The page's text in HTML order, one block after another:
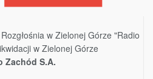
w Zielonej Górze "Radio
w Zielonej Górze
Zachód S.A.